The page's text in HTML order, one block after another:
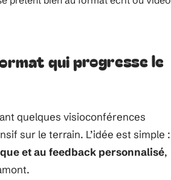
qui progresse le
quelques visioconférences
sur le terrain. L’idée est simple :
et au feedback personnalisé,